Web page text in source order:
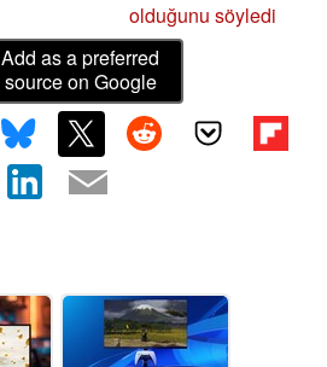
olduğunu söyledi
Add as a preferred
source on Google